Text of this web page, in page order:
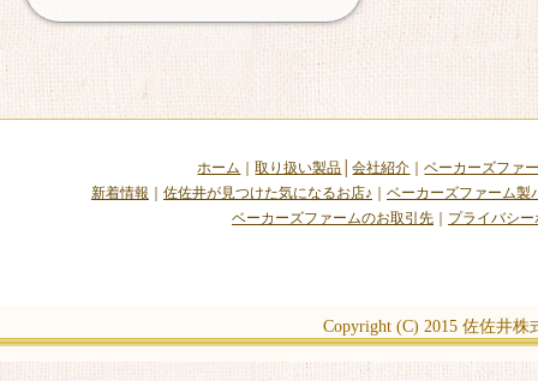
ホーム ｜取り扱い製品 │会社紹介 ｜ベーカーズファ
新着情報
佐佐井が見つけた気になるお店♪
ベーカーズファーム製
ベーカーズファームのお取引先
プライバシ
Copyright (C) 2015佐佐井株